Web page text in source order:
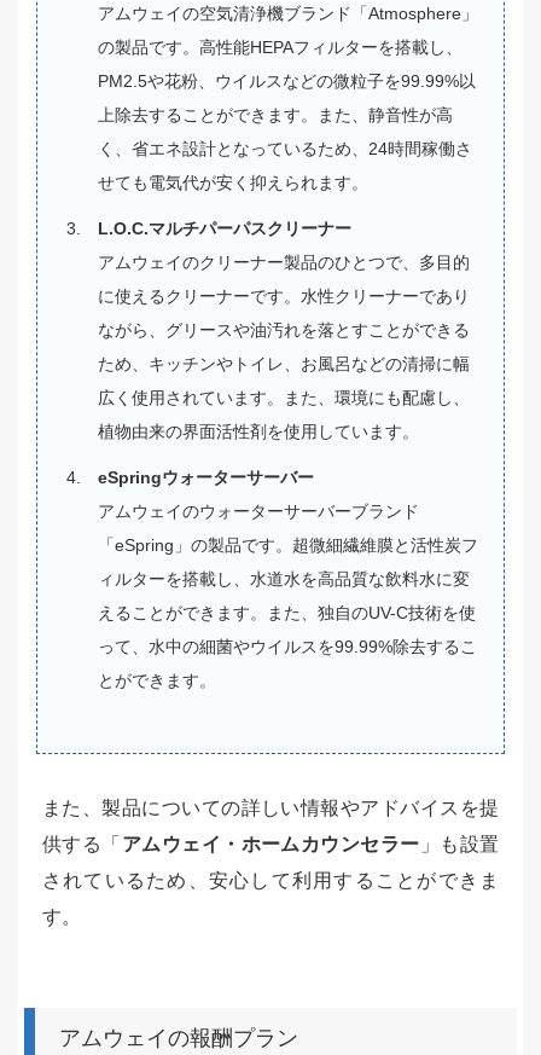
アムウェイの空気清浄機ブランド「Atmosphere」
の製品です。高性能HEPAフィルターを搭載し、
PM2.5や花粉、ウイルスなどの微粒子を99.99%以
上除去することができます。また、静音性が高
く、省エネ設計となっているため、24時間稼働さ
せても電気代が安く抑えられます。
L.O.C.マルチパーパスクリーナー
アムウェイのクリーナー製品のひとつで、多目的
に使えるクリーナーです。水性クリーナーであり
ながら、グリースや油汚れを落とすことができる
ため、キッチンやトイレ、お風呂などの清掃に幅
広く使用されています。また、環境にも配慮し、
植物由来の界面活性剤を使用しています。
eSpringウォーターサーバー
アムウェイのウォーターサーバーブランド
「eSpring」の製品です。超微細繊維膜と活性炭フ
ィルターを搭載し、水道水を高品質な飲料水に変
えることができます。また、独自のUV-C技術を使
って、水中の細菌やウイルスを99.99%除去するこ
とができます。
また、製品についての詳しい情報やアドバイスを提
供する「 アムウェイ・ホームカウンセラー 」も設置
されているため、安心して利用することができま
す。
アムウェイの報酬プラン